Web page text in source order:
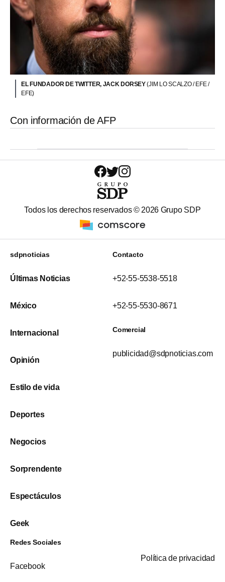
EL FUNDADOR DE TWITTER, JACK DORSEY(JIM LO SCALZO / EFE /
EFE)
Con información de AFP
Todos los derechos reservados © 2026 Grupo SDP
sdpnoticias
Últimas Noticias
México
Internacional
Opinión
Estilo de vida
Deportes
Negocios
Sorprendente
Espectáculos
Geek
Contacto
+52-55-5538-5518
+52-55-5530-8671
Comercial
publicidad@sdpnoticias.com
Redes Sociales
Facebook
Política de privacidad